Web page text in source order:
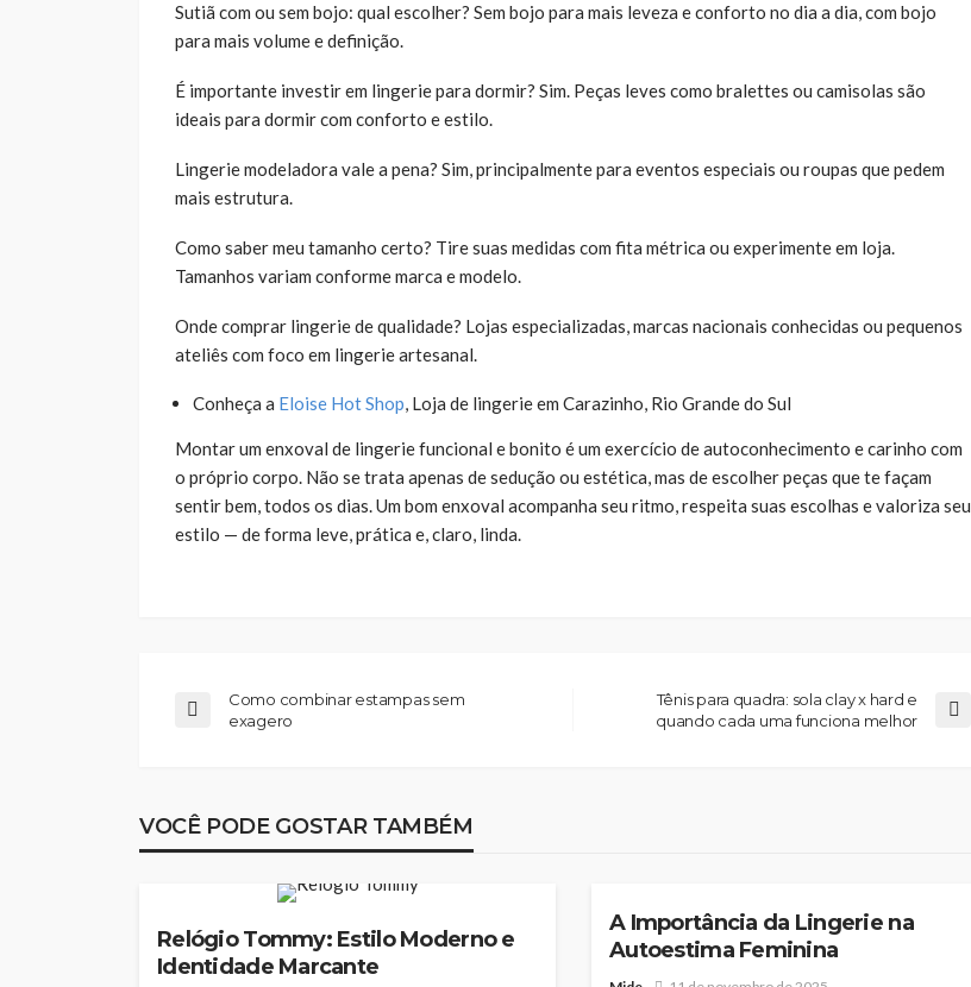
Sutiã com ou sem bojo: qual escolher? Sem bojo para mais leveza e conforto no dia a dia, com bojo
para mais volume e definição.
É importante investir em lingerie para dormir? Sim. Peças leves como bralettes ou camisolas são
ideais para dormir com conforto e estilo.
Lingerie modeladora vale a pena? Sim, principalmente para eventos especiais ou roupas que pedem
mais estrutura.
Como saber meu tamanho certo? Tire suas medidas com fita métrica ou experimente em loja.
Tamanhos variam conforme marca e modelo.
Onde comprar lingerie de qualidade? Lojas especializadas, marcas nacionais conhecidas ou pequenos
ateliês com foco em lingerie artesanal.
Conheça a Eloise Hot Shop, Loja de lingerie em Carazinho, Rio Grande do Sul
Montar um enxoval de lingerie funcional e bonito é um exercício de autoconhecimento e carinho com
o próprio corpo. Não se trata apenas de sedução ou estética, mas de escolher peças que te façam
sentir bem, todos os dias. Um bom enxoval acompanha seu ritmo, respeita suas escolhas e valoriza seu
estilo — de forma leve, prática e, claro, linda.
Como combinar estampas sem
exagero
Tênis para quadra: sola clay x hard e
quando cada uma funciona melhor
VOCÊ PODE GOSTAR TAMBÉM
Relógio Tommy: Estilo Moderno e
Identidade Marcante
A Importância da Lingerie na
Autoestima Feminina